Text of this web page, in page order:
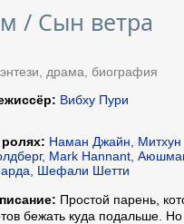
/ Сын ветра
драма, биография
Вибху Пури
Наман Джайн,
Mark Hannant,
Шефали Шетти
Простой парень,
бежать куда подальше.